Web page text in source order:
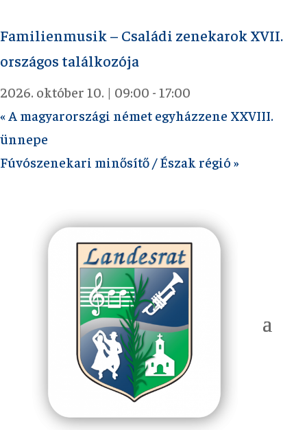
Familienmusik – Családi zenekarok XVII.
országos találkozója
2026. október 10. | 09:00 - 17:00
« A magyarországi német egyházzene XXVIII.
ünnepe
Fúvószenekari minősítő / Észak régió »